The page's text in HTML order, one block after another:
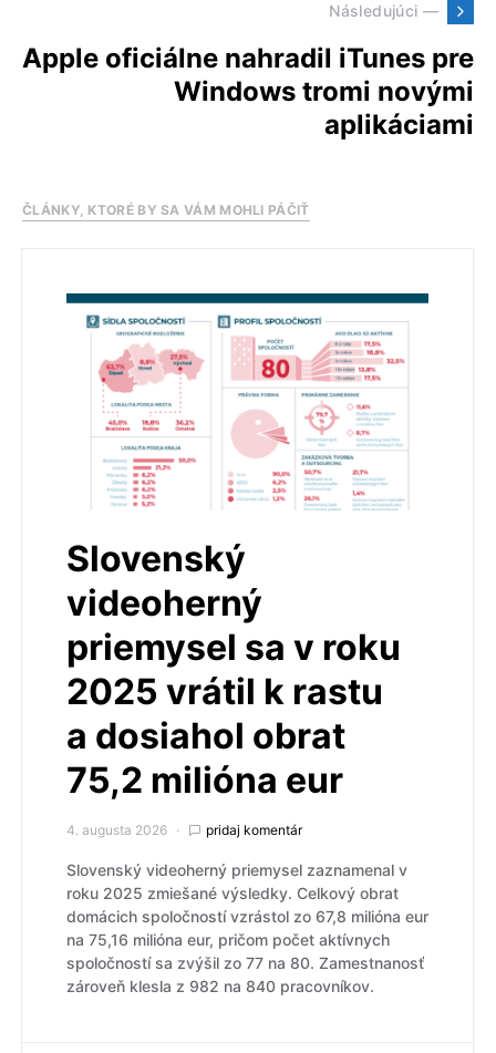
Následujúci —
Apple oficiálne nahradil iTunes pre
Windows tromi novými
aplikáciami
ČLÁNKY, KTORÉ BY SA VÁM MOHLI PÁČIŤ
Slovenský
videoherný
priemysel sa v roku
2025 vrátil k rastu
a dosiahol obrat
75,2 milióna eur
4. augusta 2026 pridaj komentár
Slovenský videoherný priemysel zaznamenal v
roku 2025 zmiešané výsledky. Celkový obrat
domácich spoločností vzrástol zo 67,8 milióna eur
na 75,16 milióna eur, pričom počet aktívnych
spoločností sa zvýšil zo 77 na 80. Zamestnanosť
zároveň klesla z 982 na 840 pracovníkov.